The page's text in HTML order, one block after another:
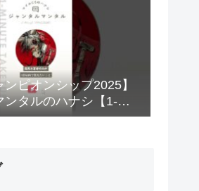
ンピオンシップ2025】
ンタルのハナシ【1-
馬